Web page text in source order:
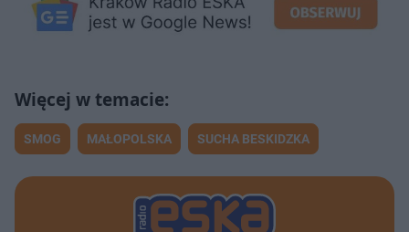
SMOG MAŁOPOLSKA SUCHA BESKIDZKA